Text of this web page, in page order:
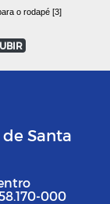
o rodapé [3]
Santa
000